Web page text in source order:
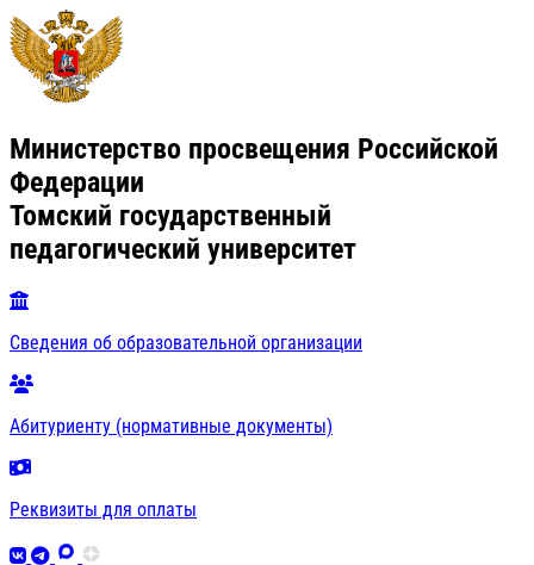
Министерство просвещения Российской
Федерации
Томский государственный
педагогический университет
Сведения об образовательной организации
Абитуриенту (нормативные документы)
Реквизиты для оплаты